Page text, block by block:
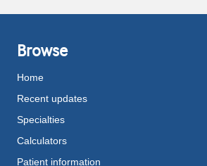
Browse
Home
Recent updates
Specialties
Calculators
Patient information